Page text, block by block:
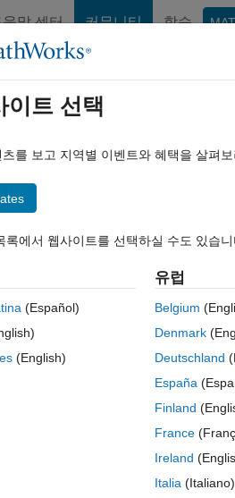
말 센터 커뮤니티 학습
Exchange
변하기 찾아보기
App UIFigure by a
2022 7월 15
of the figure but it does not work
이트 선택
를 보고 지역별 이벤트와 혜택을 살펴
록에서 웹사이트를 선택하실 수도 있습니
(Español)
(English)
유럽
Belgium
Denmark
Deutschland
España
Finland
France
Ireland
Italia (Italiano)